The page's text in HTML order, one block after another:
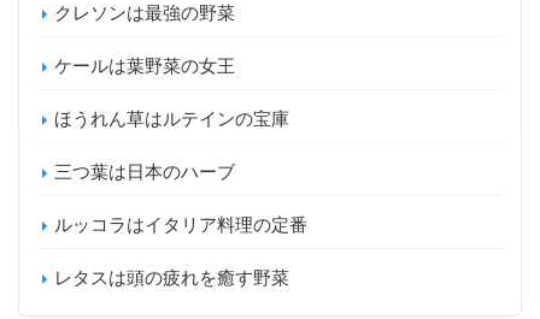
クレソンは最強の野菜
ケールは葉野菜の女王
ほうれん草はルテインの宝庫
三つ葉は日本のハーブ
ルッコラはイタリア料理の定番
レタスは頭の疲れを癒す野菜